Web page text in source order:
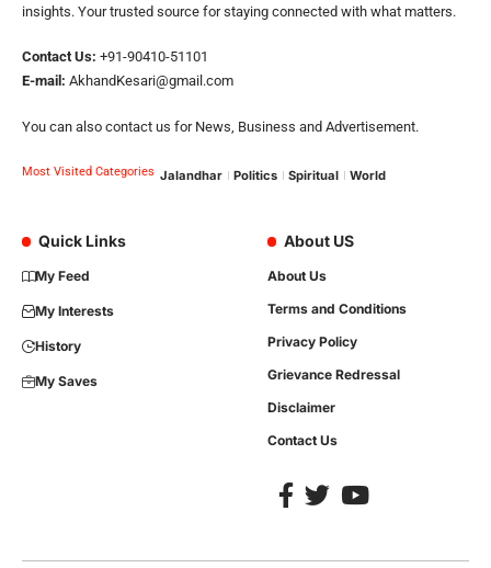
insights. Your trusted source for staying connected with what matters.
Contact Us: +91-90410-51101
E-mail: AkhandKesari@gmail.com
You can also contact us for News, Business and Advertisement.
Most Visited Categories Jalandhar Politics Spiritual World
Quick Links
My Feed
My Interests
History
My Saves
About US
About Us
Terms and Conditions
Privacy Policy
Grievance Redressal
Disclaimer
Contact Us